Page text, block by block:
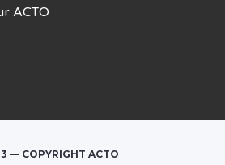
ACTO
— COPYRIGHT ACTO